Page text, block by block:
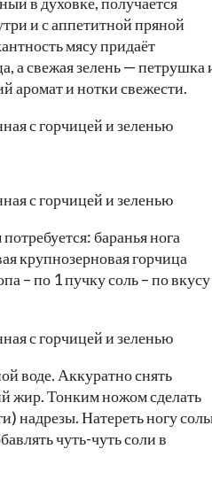
и с аппетитной пряной
мясу придаёт
а свежая зелень — петрушка
аромат и нотки свежести.
баранья нога
крупнозерновая горчица
– по 1 пучку соль – по вкусу
воде. Аккуратно снять
жир. Тонким ножом сделать
надрезы. Натереть ногу
чуть-чуть соли в